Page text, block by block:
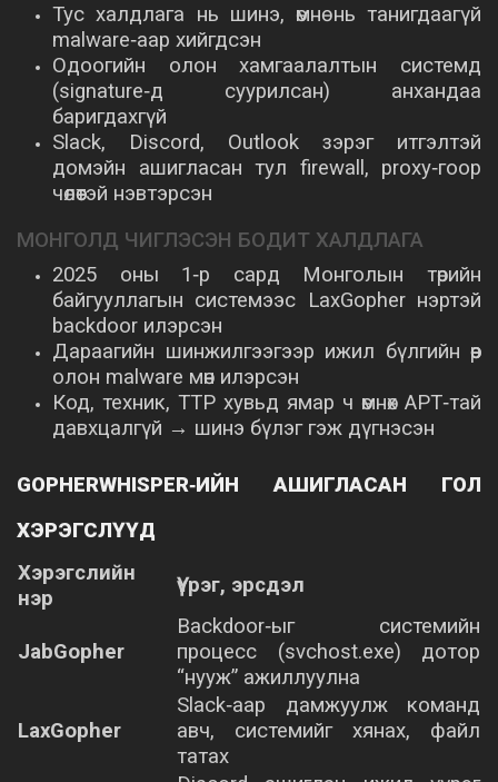
Тус халдлага нь шинэ, өмнө нь танигдаагүй
malware‑аар хийгдсэн
Одоогийн олон хамгаалалтын системд
(signature‑д суурилсан) анхандаа
баригдахгүй
Slack, Discord, Outlook зэрэг итгэлтэй
домэйн ашигласан тул firewall, proxy‑гоор
чөлөөтэй нэвтэрсэн
МОНГОЛД ЧИГЛЭСЭН БОДИТ ХАЛДЛАГА
2025 оны 1‑р сард Монголын төрийн
байгууллагын системээс LaxGopher нэртэй
backdoor илэрсэн
Дараагийн шинжилгээгээр ижил бүлгийн өөр
олон malware мөн илэрсэн
Код, техник, TTP хувьд ямар ч өмнөх APT‑тай
давхцалгүй → шинэ бүлэг гэж дүгнэсэн
GOPHERWHISPER‑ИЙН АШИГЛАСАН ГОЛ
ХЭРЭГСЛҮҮД
Хэрэгслийн
нэр
Үүрэг, эрсдэл
JabGopher
Backdoor‑ыг системийн
процесс (svchost.exe) дотор
“нууж” ажиллуулна
LaxGopher
Slack‑аар дамжуулж команд
авч, системийг хянах, файл
татах